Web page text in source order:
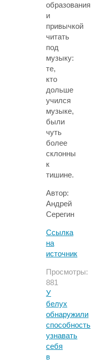
образования
и
привычкой
читать
под
музыку:
те,
кто
дольше
учился
музыке,
были
чуть
более
склонны
к
тишине.
Автор:
Андрей
Серегин
Ссылка
на
источник
Просмотры:
881
У
белух
обнаружили
способность
узнавать
себя
в